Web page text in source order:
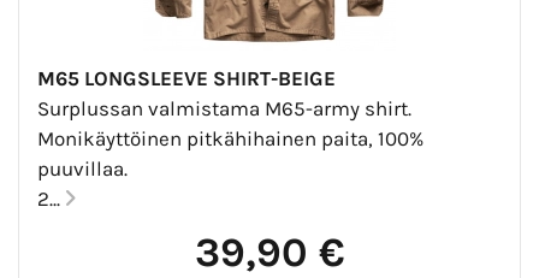
M65 LONGSLEEVE SHIRT-BEIGE
Surplussan valmistama M65-army shirt.
Monikäyttöinen pitkähihainen paita, 100%
puuvillaa.
2...
39,90 €